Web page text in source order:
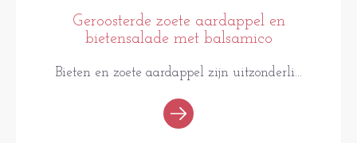
Geroosterde zoete aardappel en
bietensalade met balsamico
Bieten en zoete aardappel zijn uitzonderli...